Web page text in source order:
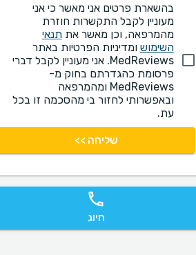
בהשארת פרטים אני מאשר כי אני
מעוניין לקבל התקשרות חוזרת
מהמרפאה, וכן מאשר אתתנאי
השימוש ומדיניות הפרטיות באתר
MedReviews. אני מעוניין לקבל דברי
פרסומת כהגדרתם בחוק מ-
MedReviews ומהמרפאה
ובאפשרותי לחזור בי מהסכמה זו בכל
עת.
שליחה >>
חיוג